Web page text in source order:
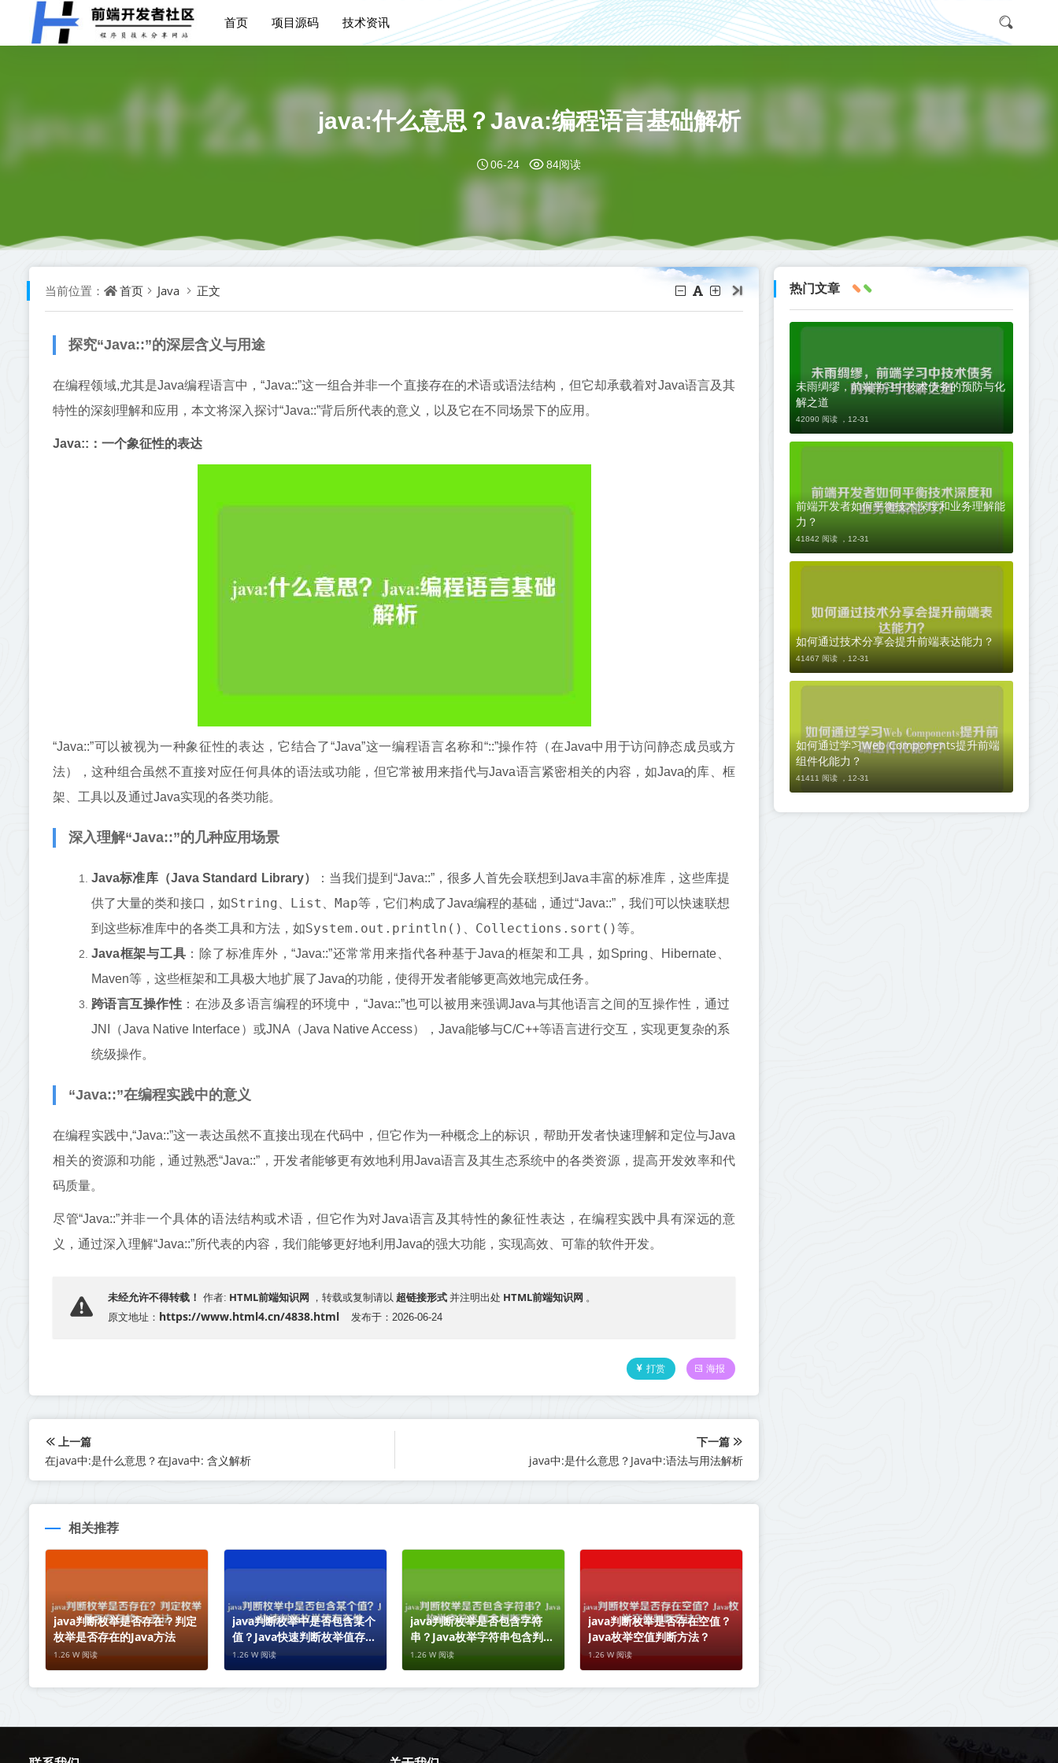
首页 项目源码 技术资讯
java:什么意思？Java:编程语言基础解析
06-24 84阅读
当前位置： 首页 Java 正文
探究“Java::”的深层含义与用途
在编程领域,尤其是Java编程语言中，“Java::”这一组合并非一个直接存在的术语或语法结构，但它却承载着对Java语言及其
特性的深刻理解和应用，本文将深入探讨“Java::”背后所代表的意义，以及它在不同场景下的应用。
Java::：一个象征性的表达
“Java::”可以被视为一种象征性的表达，它结合了“Java”这一编程语言名称和“::”操作符（在Java中用于访问静态成员或方
法），这种组合虽然不直接对应任何具体的语法或功能，但它常被用来指代与Java语言紧密相关的内容，如Java的库、框
架、工具以及通过Java实现的各类功能。
深入理解“Java::”的几种应用场景
Java标准库（Java Standard Library）
：当我们提到“Java::”，很多人首先会联想到Java丰富的标准库，这些库提
供了大量的类和接口，如String List Map等，它们构成了Java编程的基础，通过“Java::”，我们可以快速联想
到这些标准库中的各类工具和方法，如System.out.println() Collections.sort() 等。
Java框架与工具 ：除了标准库外，“Java::”还常常用来指代各种基于Java的框架和工具，如Spring、Hibernate、
Maven等，这些框架和工具极大地扩展了Java的功能，使得开发者能够更高效地完成任务。
跨语言互操作性 ：在涉及多语言编程的环境中，“Java::”也可以被用来强调Java与其他语言之间的互操作性，通过
JNI（Java Native Interface）或JNA（Java Native Access），Java能够与C/C++等语言进行交互，实现更复杂的系
统级操作。
“Java::”在编程实践中的意义
在编程实践中,“Java::”这一表达虽然不直接出现在代码中，但它作为一种概念上的标识，帮助开发者快速理解和定位与Java
相关的资源和功能，通过熟悉“Java::”，开发者能够更有效地利用Java语言及其生态系统中的各类资源，提高开发效率和代
码质量。
尽管“Java::”并非一个具体的语法结构或术语，但它作为对Java语言及其特性的象征性表达，在编程实践中具有深远的意
义，通过深入理解“Java::”所代表的内容，我们能够更好地利用Java的强大功能，实现高效、可靠的软件开发。
未经允许不得转载！ 作者: HTML前端知识网 ，转载或复制请以 超链接形式 并注明出处 HTML前端知识网 。
原文地址： https://www.html4.cn/4838.html 发布于：2026-06-24
打赏 海报
上一篇
在java中:是什么意思？在Java中: 含义解析
下一篇
java中:是什么意思？Java中:语法与用法解析
相关推荐
java判断枚举是否存在？判定
枚举是否存在的Java方法
1.26 W 阅读
java判断枚举中是否包含某个
值？Java快速判断枚举值存在
性
1.26 W 阅读
java判断枚举是否包含字符
串？Java枚举字符串包含判断
方法
1.26 W 阅读
java判断枚举是否存在空值？
Java枚举空值判断方法？
1.26 W 阅读
热门文章
未雨绸缪，前端学习中技术债务的预防与化
解之道
42090 阅读 ， 12-31
前端开发者如何平衡技术深度和业务理解能
力？
41842 阅读 ， 12-31
如何通过技术分享会提升前端表达能力？
41467 阅读 ， 12-31
如何通过学习Web Components提升前端
组件化能力？
41411 阅读 ， 12-31